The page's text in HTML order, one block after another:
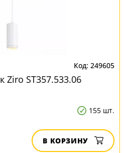
249605
Ziro ST357.533.06
155 шт.
В КОРЗИНУ